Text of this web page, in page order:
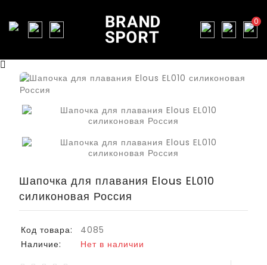
0
Шапочка для плавания Elous EL010
силиконовая Россия
Код товара:
4085
Наличие:
Нет в наличии